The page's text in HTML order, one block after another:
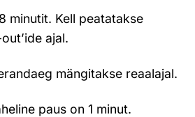
minutit. Kell peatatakse
ajal.
mängitakse reaalajal.
paus on 1 minut.